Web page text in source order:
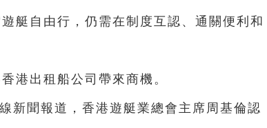
艇自由行，仍需在制度互認、通關便利和
港出租船公司帶來商機。
新聞報道，香港遊艇業總會主席周基倫認